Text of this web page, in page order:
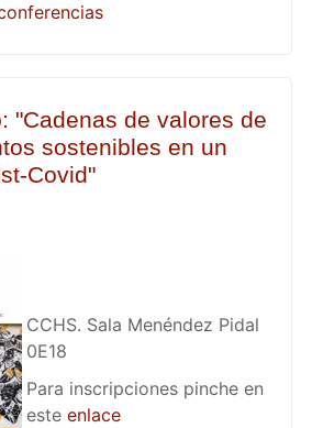
"Cadenas de valores de
sostenibles en un
Covid"
CCHS. Sala Menéndez Pidal
0E18
Para inscripciones pinche en
este enlace